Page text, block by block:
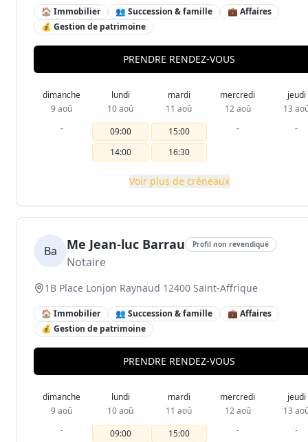
🏠 Immobilier 👥 Succession & famille
💼 Affaires
💰 Gestion de patrimoine
PRENDRE RENDEZ-VOUS
dimanche
9 aoû
-
lundi
10 aoû
09:00
14:00
mardi
11 aoû
15:00
16:30
mercredi
12 aoû
-
jeudi
13
-
Voir plus de créneaux
Ba Me Jean-luc Barrau Profil non revendiqué
Notaire
1B Place Lonjon Raynaud 12400 Saint-Affrique
🏠 Immobilier 👥 Succession & famille
💼 Affaires
💰 Gestion de patrimoine
PRENDRE RENDEZ-VOUS
dimanche
9 aoû
-
lundi
10 aoû
09:00
mardi
11 aoû
15:00
mercredi
12 aoû
-
jeudi
13
-